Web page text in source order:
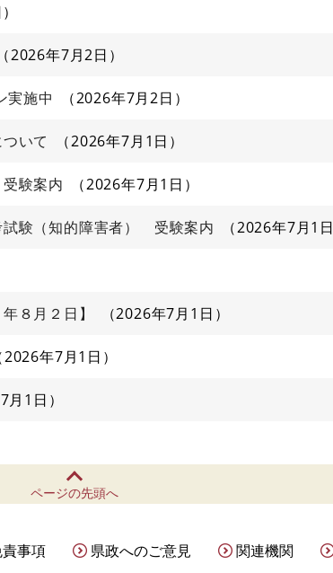
2026年7月2日
実施中 2026年7月2日
いて 2026年7月1日
験案内 2026年7月1日
試験（知的障害者） 受験案内 2026年7月1日
８月２日】 2026年7月1日
2026年7月1日
月1日
ページの先頭へ
事項 県政へのご意見 関連機関